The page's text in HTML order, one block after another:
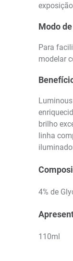
Modo
Para
modelar
brilho
linha
4% de
110ml